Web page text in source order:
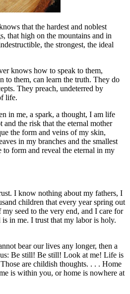
that the hardest and noblest
that high on the mountains and in
the strongest, the ideal
knows how to speak to them,
to them, can learn the truth. They do
They preach, undeterred by
life.
in me, a spark, a thought, I am life
the risk that the eternal mother
the form and veins of my skin,
in my branches and the smallest
to form and reveal the eternal in my
I know nothing about my fathers, I
children that every year spring out
seed to the very end, and I care for
in me. I trust that my labor is holy.
bear our lives any longer, then a
us: Be still! Be still! Look at me! Life is
are childish thoughts. . . . Home
is within you, or home is nowhere at